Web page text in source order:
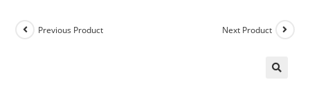
Previous Product Next Product